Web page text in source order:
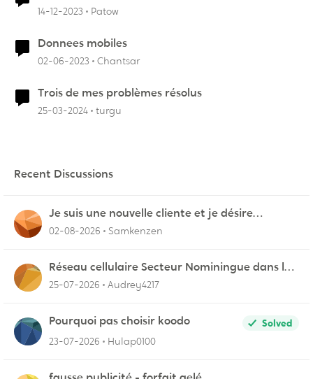
14-12-2023 Patow
Donnees mobiles
02-06-2023 Chantsar
Trois de mes problèmes résolus
25-03-2024 turgu
Recent Discussions
Je suis une nouvelle cliente et je désire
connecter mon appareil sur videotron
02-08-2026 Samkenzen
Réseau cellulaire Secteur Nominingue dans les
Hautes-Laurentides instable
25-07-2026 Audrey4217
Pourquoi pas choisir koodo
Solved
23-07-2026
Hulap0100